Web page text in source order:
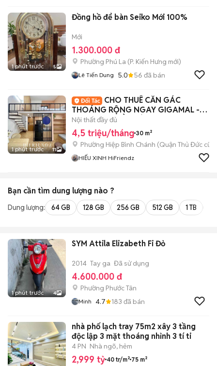
1 phút trước 5
Đồng hồ để bàn Seiko Mới 100%
Mới
1.300.000 đ
Phường Phú La (P. Kiến Hưng mới)
Lê Tiến Dung 5.0 56 đã bán
1 phút trước 11
CHO THUÊ CĂN GÁC
THOÁNG RỘNG NGAY GIGAMAL -
TIỆN Di CHUYỂN CÁC QUẬN
Nội thất đầy đủ
4,5 triệu/tháng 30 m²
Phường Hiệp Bình Chánh (Quận Thủ Đức cũ)
HIẾU XINH HiFriendz
Bạn cần tìm dung lượng nào ?
Dung lượng: 64 GB 128 GB 256 GB 512 GB 1 TB
1 phút trước 4
SYM Attila Elizabeth Fi Đỏ
2014 Tay ga Đã sử dụng
4.600.000 đ
Phường Phước Tân
Minh 4.7 183 đã bán
nhà phố lạch tray 75m2 xây 3 tầng
độc lập 3 mặt thoáng nhỉnh 3 tí ti
4 PN Nhà ngõ, hẻm
2,999 tỷ 40 tr/m² 75 m²